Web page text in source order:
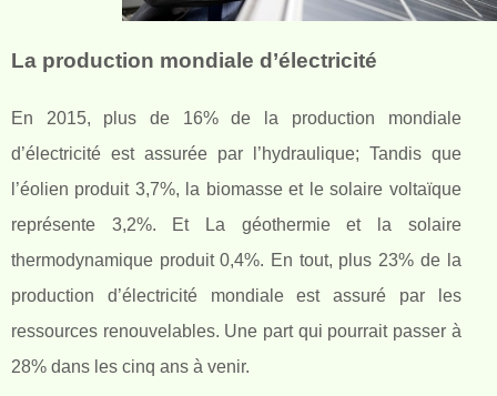
La production mondiale d’électricité
En 2015, plus de 16% de la production mondiale
d’électricité est assurée par l’hydraulique; Tandis que
l’éolien produit 3,7%, la biomasse et le solaire voltaïque
représente 3,2%. Et La géothermie et la solaire
thermodynamique produit 0,4%. En tout, plus 23% de la
production d’électricité mondiale est assuré par les
ressources renouvelables. Une part qui pourrait passer à
28% dans les cinq ans à venir.